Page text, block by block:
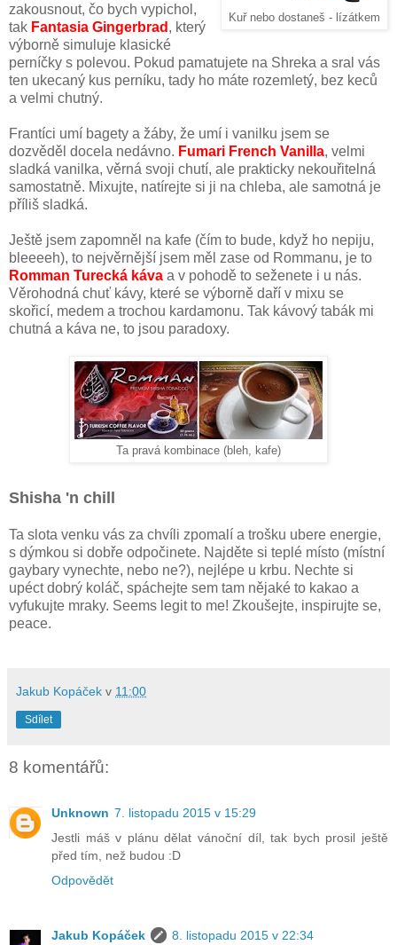
Kuř nebo dostaneš - lízátkem
zakousnout, čo bych vypichol,
tak Fantasia Gingerbrad , který
výborně simuluje klasické
perníčky s polevou. Pokud pamatujete na Shreka a sral vás
ten ukecaný kus perníku, tady ho máte rozemletý, bez keců
a velmi chutný.
Frantíci umí bagety a žáby, že umí i vanilku jsem se
dozvěděl docela nedávno. Fumari French Vanilla, velmi
sladká vanilka, věrná svoji chutí, ale prakticky nekouřitelná
samostatně. Mixujte, natírejte si ji na chleba, ale samotná je
příliš sladká.
Ještě jsem zapomněl na kafe (čím to bude, když ho nepiju,
bleeeeh), to nejvěrnější jsem měl zase od Rommanu, je to
Romman Turecká káva a v pohodě to seženete i u nás.
Věrohodná chuť kávy, které se výborně daří v mixu se
skořicí, medem a trochou kardamonu. Tak kávový tabák mi
chutná a káva ne, to jsou paradoxy.
Ta pravá kombinace (bleh, kafe)
Shisha 'n chill
Ta slota venku vás za chvíli zpomalí a trošku ubere energie,
s dýmkou si dobře odpočinete. Najděte si teplé místo (místní
gaybary vynechte, nebo ne?), nejlépe u krbu. Nechte si
upéct dobrý koláč, spáchejte sem tam nějaké to kakao a
vyfukujte mraky. Seems legit to me! Zkoušejte, inspirujte se,
peace.
Jakub Kopáček v 11:00
Sdílet
8 komentářů:
Unknown 7. listopadu 2015 v 15:29
Jestli máš v plánu dělat vánoční díl, tak bych prosil ještě
před tím, než budou :D
Odpovědět
Jakub Kopáček
8. listopadu 2015 v 22:34